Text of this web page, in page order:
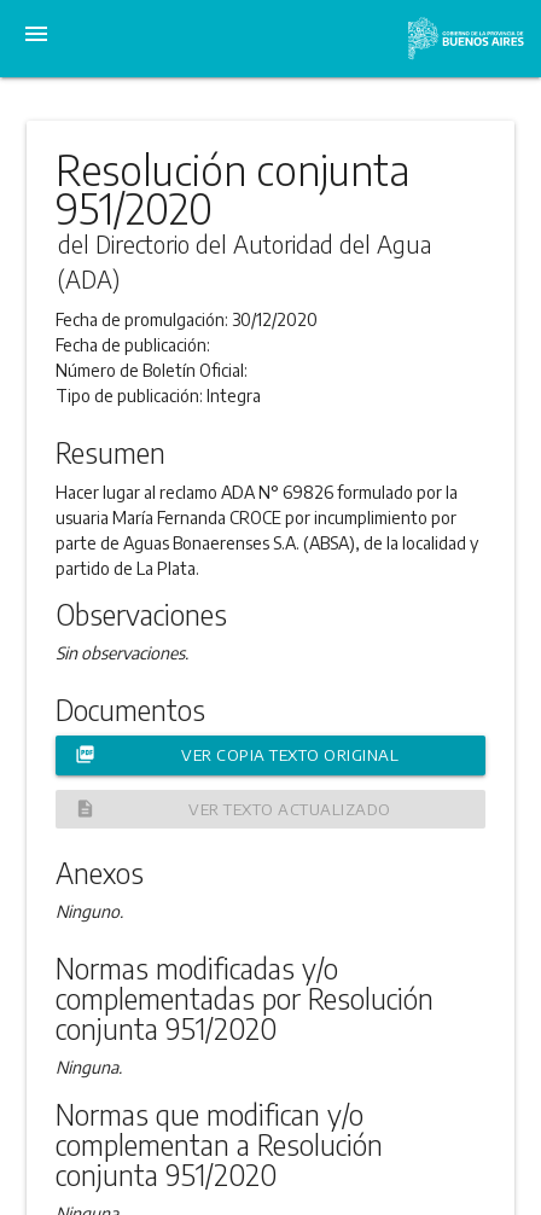
menu
Resolución conjunta
951/2020
del Directorio del Autoridad del Agua
(ADA)
Fecha de promulgación: 30/12/2020
Fecha de publicación:
Número de Boletín Oficial:
Tipo de publicación:Integra
Resumen
Hacer lugar al reclamo ADA N° 69826 formulado por la
usuaria María Fernanda CROCE por incumplimiento por
parte de Aguas Bonaerenses S.A. (ABSA), de la localidad y
partido de La Plata.
Observaciones
Sin observaciones.
Documentos
picture_as_pdf VER COPIA TEXTO ORIGINAL
description VER TEXTO ACTUALIZADO
Anexos
Ninguno.
Normas modificadas y/o
complementadas por Resolución
conjunta 951/2020
Ninguna.
Normas que modifican y/o
complementan a Resolución
conjunta 951/2020